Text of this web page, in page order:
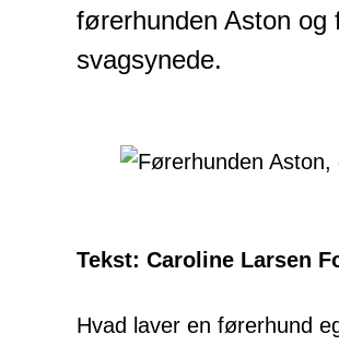
førerhunden Aston
svagsynede.
Tekst: Caroline Larsen
Hvad laver en førerhund